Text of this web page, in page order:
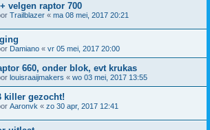
velgen raptor 700
Trailblazer « ma 08 mei, 2017 20:21
Damiano « vr 05 mei, 2017 20:00
660, onder blok, evt krukas
louisraaijmakers « wo 03 mei, 2017 13:55
killer gezocht!
Aaronvk « zo 30 apr, 2017 12:41